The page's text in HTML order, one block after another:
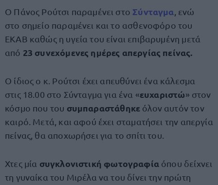
Ο Πάνος Ρούτσι παραμένει στο Σύνταγμα , ενώ
στο σημείο παραμένει και το ασθενοφόρο του
ΕΚΑΒ καθώς η υγεία του είναι επιβαρυμένη μετά
από 23 συνεχόμενες ημέρες απεργίας πείνας.
Ο ίδιος ο κ. Ρούτσι έχει απευθύνει ένα κάλεσμα
στις 18.00 στο Σύνταγμα για ένα «ευχαριστώ» στον
κόσμο που του συμπαραστάθηκε όλον αυτόν τον
καιρό. Μετά, και αφού έχει σταματήσει την απεργία
πείνας, θα αποχωρήσει για το σπίτι του.
Χτες μία συγκλονιστική φωτογραφία όπου δείχνει
τη γυναίκα του Μιρέλα να του δίνει την πρώτη